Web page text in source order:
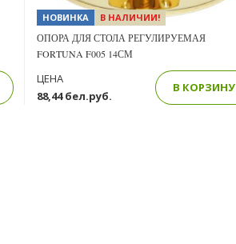
НОВИНКА В НАЛИЧИИ!
ОПОРА ДЛЯ СТОЛА РЕГУЛИРУЕМАЯ
FORTUNA F005 14СМ
88,44 бел.руб.
ЦЕНА
В КОРЗИНУ